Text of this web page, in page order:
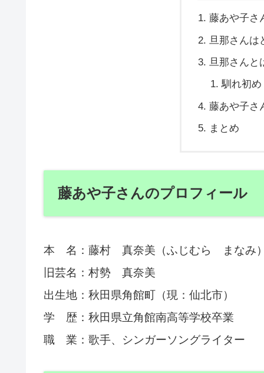
藤あや子さ
旦那さんは
旦那さんと
馴れ初め
藤あや子さ
まとめ
藤あや子さんのプロフィール
本 名：藤村 真奈美（ふじむら まなみ
旧芸名：村勢 真奈美
出生地：秋田県角館町（現：仙北市）
学 歴：秋田県立角館南高等学校卒業
職 業：歌手、シンガーソングライター